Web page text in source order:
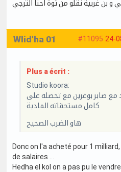
و بن غربية نقلو من توة احنا الترجي
#11095 24-
Wlid'ha 01
Plus a écrit :
Studio koora:
مع صابر بوغرين مع تحصله على
كامل مستحقاته المادية
هاو الضرب الصحيح
Donc on l'a acheté pour 1
de salaires ...
Hedha el kol on a pas pu le vendre